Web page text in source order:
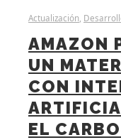
Actualización
AMAZON
UN
CON
EL